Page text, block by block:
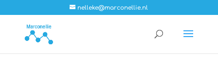
nelleke@marconellie.nl